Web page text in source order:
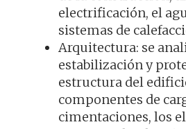
electrificación, el
sistemas de
Arquitectura: se
estabilización y
estructura del
componentes de
cimentaciones, los